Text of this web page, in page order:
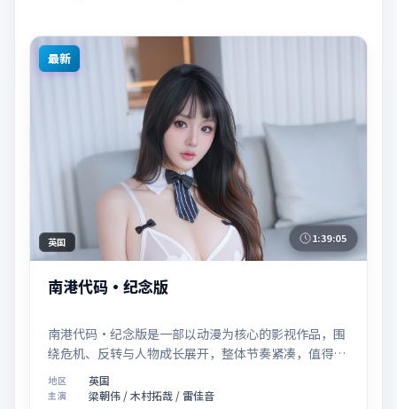
最新
英国 1:39:05
南港代码·纪念版
南港代码·纪念版是一部以动漫为核心的影视作品，围
绕危机、反转与人物成长展开，整体节奏紧凑，值得推
荐观看。
地区 英国
主演
梁朝伟 / 木村拓哉 / 雷佳音